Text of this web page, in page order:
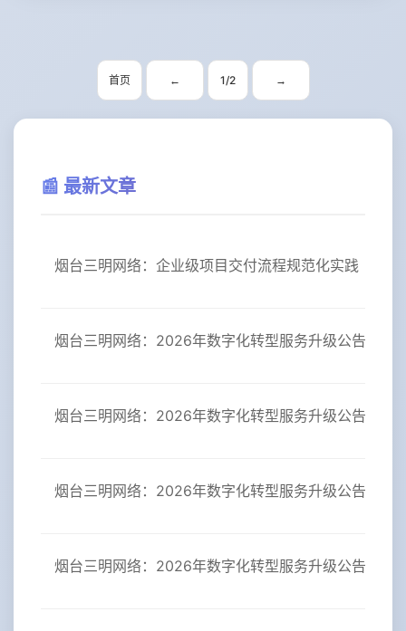
首页 ← 1/2 →
📰 最新文章
烟台三明网络：企业级项目交付流程规范化实践
烟台三明网络：2026年数字化转型服务升级公告（二
烟台三明网络：2026年数字化转型服务升级公告【实
烟台三明网络：2026年数字化转型服务升级公告（一
烟台三明网络：2026年数字化转型服务升级公告